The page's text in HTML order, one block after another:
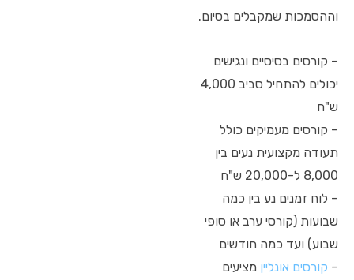
וההסמכות שמקבלים בסיום.
– קורסים בסיסיים ונגישים
יכולים להתחיל סביב 4,000
ש"ח
– קורסים מעמיקים כולל
תעודה מקצועית נעים בין
8,000 ל-20,000 ש"ח
– לוח זמנים נע בין כמה
שבועות (קורסי ערב או סופי
שבוע) ועד כמה חודשים
– קורסים אונליין מציעים